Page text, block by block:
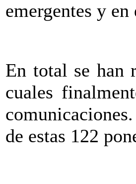
emergentes y
En total se han
cuales
de estas 122